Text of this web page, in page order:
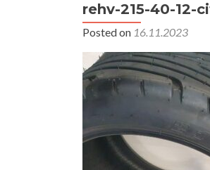
rehv-215-40-12-
Posted on 16.11.2023